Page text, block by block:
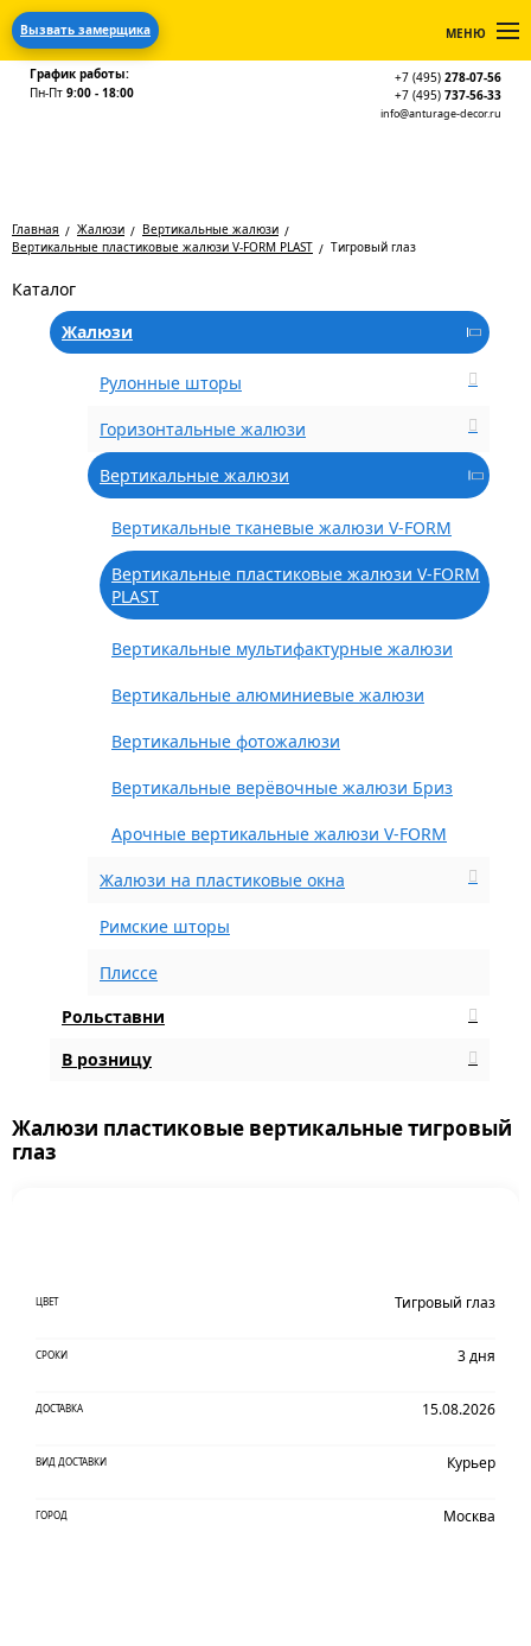
Вызвать замерщика МЕНЮ
График работы:
Пн-Пт 9:00 - 18:00
+7 (495) 278-07-56
+7 (495) 737-56-33
info@anturage-decor.ru
Главная Жалюзи
Вертикальные жалюзи
Вертикальные пластиковые жалюзи V-FORM PLAST
Тигровый глаз
Каталог
Жалюзи
Рулонные шторы
Горизонтальные жалюзи
Вертикальные жалюзи
Вертикальные тканевые жалюзи V-FORM
Вертикальные пластиковые жалюзи V-FORM
PLAST
Вертикальные мультифактурные жалюзи
Вертикальные алюминиевые жалюзи
Вертикальные фотожалюзи
Вертикальные верёвочные жалюзи Бриз
Арочные вертикальные жалюзи V-FORM
Жалюзи на пластиковые окна
Римские шторы
Плиссе
Рольставни
В розницу
Жалюзи пластиковые вертикальные тигровый
глаз
ЦВЕТ Тигровый глаз
СРОКИ 3 дня
ДОСТАВКА 15.08.2026
ВИД ДОСТАВКИ Курьер
ГОРОД Москва